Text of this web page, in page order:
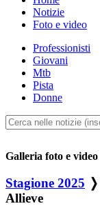
Notizie
Foto e video
Professionisti
Giovani
Mtb
Pista
Donne
Galleria foto e video
Stagione 2025
Allieve